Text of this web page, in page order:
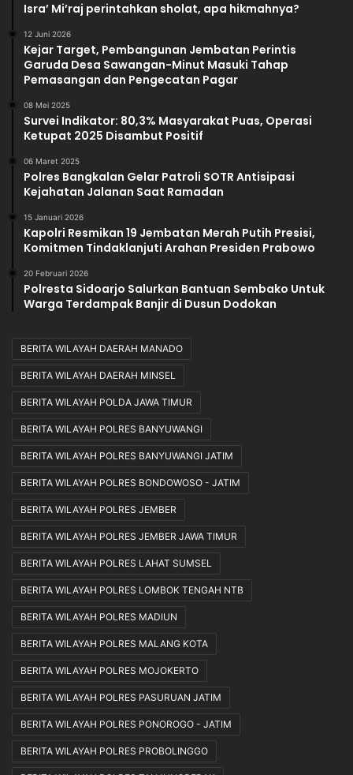
Isra’ Mi’raj perintahkan sholat, apa hikmahnya?
12 Juni 2026
Kejar Target, Pembangunan Jembatan Perintis
Garuda Desa Sawangan-Minut Masuki Tahap
Pemasangan dan Pengecatan Pagar
08 Mei 2025
Survei Indikator: 80,3% Masyarakat Puas, Operasi
Ketupat 2025 Disambut Positif
06 Maret 2025
Polres Bangkalan Gelar Patroli SOTR Antisipasi
Kejahatan Jalanan Saat Ramadan
15 Januari 2026
Kapolri Resmikan 19 Jembatan Merah Putih Presisi,
Komitmen Tindaklanjuti Arahan Presiden Prabowo
20 Februari 2026
Polresta Sidoarjo Salurkan Bantuan Sembako Untuk
Warga Terdampak Banjir di Dusun Dodokan
BERITA WILAYAH DAERAH MANADO
BERITA WILAYAH DAERAH MINSEL
BERITA WILAYAH POLDA JAWA TIMUR
BERITA WILAYAH POLRES BANYUWANGI
BERITA WILAYAH POLRES BANYUWANGI JATIM
BERITA WILAYAH POLRES BONDOWOSO - JATIM
BERITA WILAYAH POLRES JEMBER
BERITA WILAYAH POLRES JEMBER JAWA TIMUR
BERITA WILAYAH POLRES LAHAT SUMSEL
BERITA WILAYAH POLRES LOMBOK TENGAH NTB
BERITA WILAYAH POLRES MADIUN
BERITA WILAYAH POLRES MALANG KOTA
BERITA WILAYAH POLRES MOJOKERTO
BERITA WILAYAH POLRES PASURUAN JATIM
BERITA WILAYAH POLRES PONOROGO - JATIM
BERITA WILAYAH POLRES PROBOLINGGO